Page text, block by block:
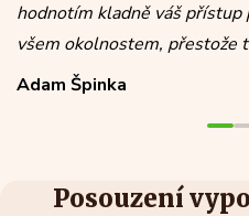
hodnotím kladně váš
všem okolnostem, přestože
Adam Špinka
Posouzení